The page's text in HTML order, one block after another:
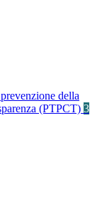
della
(PTPCT) 3